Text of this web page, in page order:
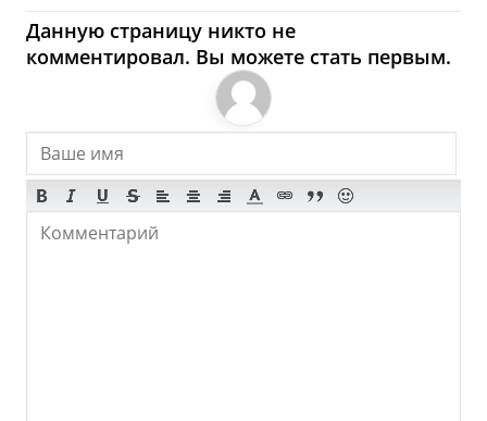
San Miguel Ajusco - Где
купить? Магазины,
Шоппинг
Продукты
Булочные
Супермаркеты
Данную страницу никто не
комментировал. Вы можете стать первым.